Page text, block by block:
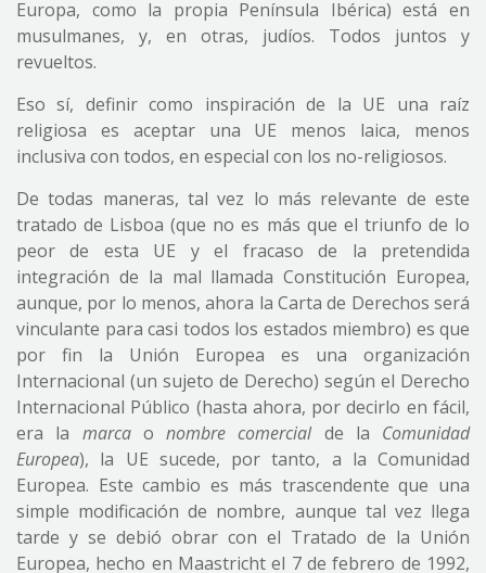
Europa, como la propia Península Ibérica) está en
musulmanes, y, en otras, judíos. Todos juntos y
revueltos.
Eso sí, definir como inspiración de la UE una raíz
religiosa es aceptar una UE menos laica, menos
inclusiva con todos, en especial con los no-religiosos.
De todas maneras, tal vez lo más relevante de este
tratado de Lisboa (que no es más que el triunfo de lo
peor de esta UE y el fracaso de la pretendida
integración de la mal llamada Constitución Europea,
aunque, por lo menos, ahora la Carta de Derechos será
vinculante para casi todos los estados miembro) es que
por fin la Unión Europea es una organización
Internacional (un sujeto de Derecho) según el Derecho
Internacional Público (hasta ahora, por decirlo en fácil,
era la marcao nombre comercialde la Comunidad
Europea), la UE sucede, por tanto, a la Comunidad
Europea. Este cambio es más trascendente que una
simple modificación de nombre, aunque tal vez llega
tarde y se debió obrar con el Tratado de la Unión
Europea, hecho en Maastricht el 7 de febrero de 1992,